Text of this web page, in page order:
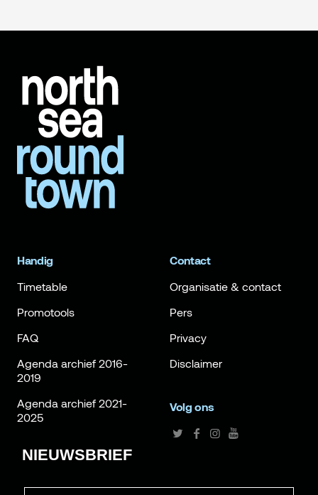
Handig
Timetable
Promotools
FAQ
Agenda archief 2016-
2019
Agenda archief 2021-
2025
Contact
Organisatie & contact
Pers
Privacy
Disclaimer
Volg ons